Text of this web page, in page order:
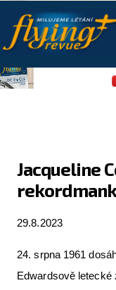
Jacqueline
29.8.2023
24. srpna 1961
Edwardsově letecké